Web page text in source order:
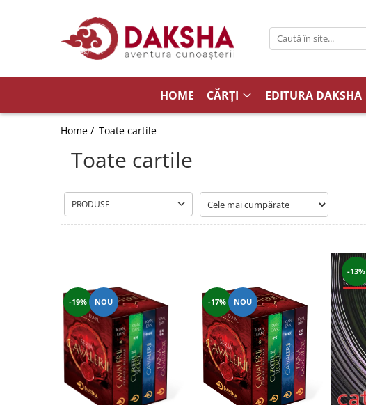
Editura Daksha
Seria Anton Parks
Seria Immanuel Velikovsky
Spiritualitate
Extratereștrii
Dezvoltare personală
Seria Montauk
HOME CĂRȚI EDITURA DAKSHA
Home / Toate cartile
Toate cartile
PRODUSE
-19% NOU -17% NOU
-13%